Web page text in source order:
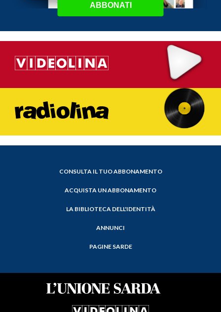
ABBONATI
CONSULTA IL TUO ABBONAMENTO
ACQUISTA UN ABBONAMENTO
LA BIBLIOTECA DELL'IDENTITÀ
ANNUNCI
PAGINE SARDE